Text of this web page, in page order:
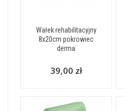
Wałek rehabilitacyjny
8x20cm pokrowiec
derma
39,00 zł